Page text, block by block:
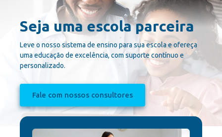
Seja uma escola parceira
Leve o nosso sistema de ensino para sua escola e ofereça
uma educação de excelência, com suporte contínuo e
personalizado.
Fale com nossos consultores